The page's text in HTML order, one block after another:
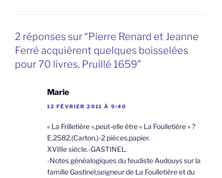
2 réponses sur “Pierre Renard et Jeanne
Ferré acquièrent quelques boisselées
pour 70 livres, Pruillé 1659”
Marie
12 FÉVRIER 2011 À 9:40
« La Frilletière »,peut-elle être « La Foulletière » ?
E.2582.(Carton.)-2 pièces,papier.
XVIIIe siècle.-GASTINEL.
-Notes généalogiques du feudiste Audouys sur la
famille Gastinel,seigneur de La Foulletière et du